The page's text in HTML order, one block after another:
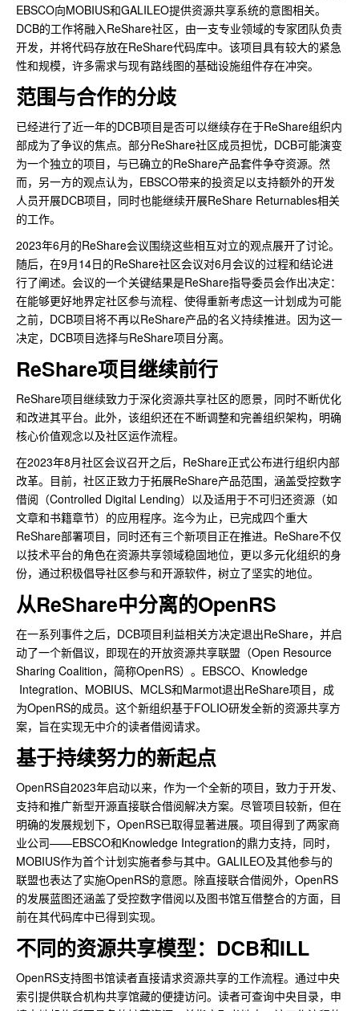
EBSCO向MOBIUS和GALILEO提供资源共享系统的意图相关。
DCB的工作将融入ReShare社区，由一支专业领域的专家团队负责
开发，并将代码存放在ReShare代码库中。该项目具有较大的紧急
性和规模，许多需求与现有路线图的基础设施组件存在冲突。
范围与合作的分歧
已经进行了近一年的DCB项目是否可以继续存在于ReShare组织内
部成为了争议的焦点。部分ReShare社区成员担忧，DCB可能演变
为一个独立的项目，与已确立的ReShare产品套件争夺资源。然
而，另一方的观点认为，EBSCO带来的投资足以支持额外的开发
人员开展DCB项目，同时也能继续开展ReShare Returnables相关
的工作。
2023年6月的ReShare会议围绕这些相互对立的观点展开了讨论。
随后，在9月14日的ReShare社区会议对6月会议的过程和结论进
行了阐述。会议的一个关键结果是ReShare指导委员会作出决定：
在能够更好地界定社区参与流程、使得重新考虑这一计划成为可能
之前，DCB项目将不再以ReShare产品的名义持续推进。因为这一
决定，DCB项目选择与ReShare项目分离。
ReShare项目继续前行
ReShare项目继续致力于深化资源共享社区的愿景，同时不断优化
和改进其平台。此外，该组织还在不断调整和完善组织架构，明确
核心价值观念以及社区运作流程。
在2023年8月社区会议召开之后，ReShare正式公布进行组织内部
改革。目前，社区正致力于拓展ReShare产品范围，涵盖受控数字
借阅（Controlled Digital Lending）以及适用于不可归还资源（如
文章和书籍章节）的应用程序。迄今为止，已完成四个重大
ReShare部署项目，同时还有三个新项目正在推进。ReShare不仅
以技术平台的角色在资源共享领域稳固地位，更以多元化组织的身
份，通过积极倡导社区参与和开源软件，树立了坚实的地位。
从ReShare中分离的OpenRS
在一系列事件之后，DCB项目利益相关方决定退出ReShare，并启
动了一个新倡议，即现在的开放资源共享联盟（Open Resource
Sharing Coalition，简称OpenRS）。EBSCO、Knowledge
Integration、MOBIUS、MCLS和Marmot退出ReShare项目，成
为OpenRS的成员。这个新组织基于FOLIO研发全新的资源共享方
案，旨在实现无中介的读者借阅请求。
基于持续努力的新起点
OpenRS自2023年启动以来，作为一个全新的项目，致力于开发、
支持和推广新型开源直接联合借阅解决方案。尽管项目较新，但在
明确的发展规划下，OpenRS已取得显著进展。项目得到了两家商
业公司——EBSCO和Knowledge Integration的鼎力支持，同时，
MOBIUS作为首个计划实施者参与其中。GALILEO及其他参与的
联盟也表达了实施OpenRS的意愿。除直接联合借阅外，OpenRS
的发展蓝图还涵盖了受控数字借阅以及图书馆互借整合的方面，目
前在其代码库中已得到实现。
不同的资源共享模型：DCB和ILL
OpenRS支持图书馆读者直接请求资源共享的工作流程。通过中央
索引提供联合机构共享馆藏的便捷访问。读者可查询中央目录，申